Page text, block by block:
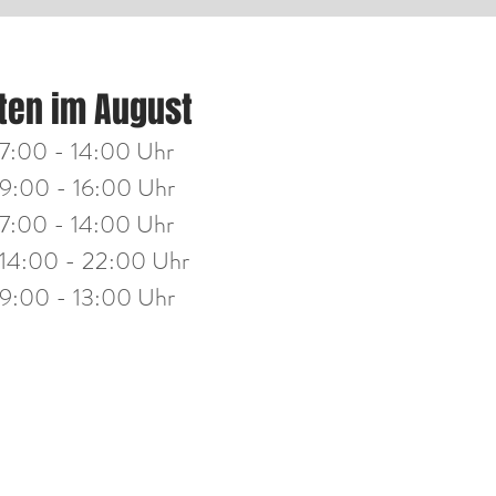
14:00 - 18:00 Uhr
14:00 - 18:00 Uhr
14:00 - 19:30 Uhr
10:00 - 13:00 Uhr
im August
7:00 - 14:00 Uhr
9:00 - 16:00 Uhr
7:00 - 14:00 Uhr
14:00 - 22:00 Uhr
9:00 - 13:00 Uhr